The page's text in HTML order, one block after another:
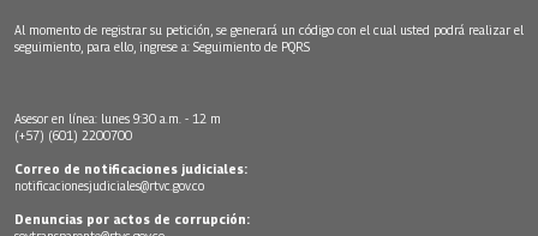
Al momento de registrar su petición, se generará un código con el cual usted podrá realizar el
seguimiento, para ello, ingrese a: Seguimiento de PQRS
Asesor en línea: lunes 9:30 a.m. - 12 m
(+57) (601) 2200700
Correo de notificaciones judiciales:
notificacionesjudiciales@rtvc.gov.co
Denuncias por actos de corrupción: